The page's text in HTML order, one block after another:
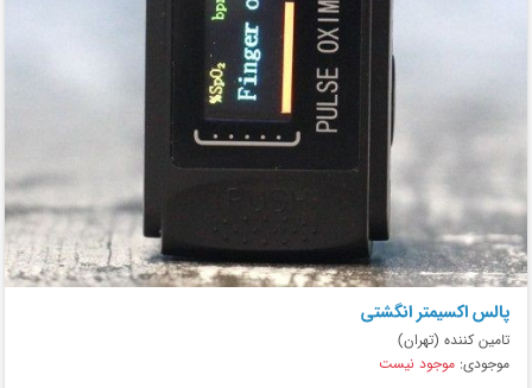
پالس اکسیمتر انگشتی
تامین کننده (تهران)
موجودی: موجود نیست